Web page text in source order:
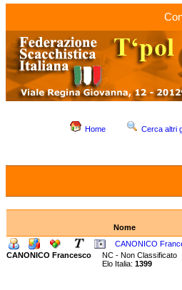
Home Cerca altri
Nome
CANONICO
CANONICO Francesco
NC - Non
Elo Italia: 1399